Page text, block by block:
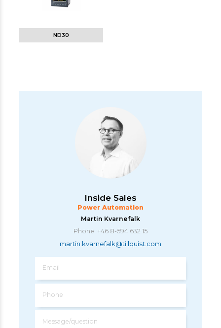
ND30
Inside Sales
Power Automation
Martin Kvarnefalk
Phone: +46 8-594 632 15
martin.kvarnefalk@tillquist.com
Email
Phone
Message/question